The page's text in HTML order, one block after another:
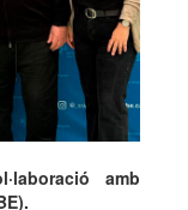
amb